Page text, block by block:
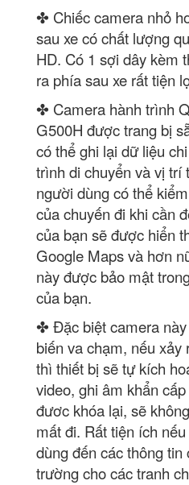
✤ Chiếc camera nhỏ
sau xe có chất lượng
HD. Có 1 sợi dây kèm
ra phía sau xe rất tiện
✤ Camera hành trình
G500H được trang bị
có thể ghi lại dữ liệu
trình di chuyển và vị trí
người dùng có thể
của chuyến đi khi cần
của bạn sẽ được hiển
Google Maps và hơn
này được bảo mật
của bạn.
✤ Đặc biệt camera
biến va chạm, nếu xảy
thì thiết bị sẽ tự kích
video, ghi âm khẩn
đươc khóa lại, sẽ
mất đi. Rất tiện ích
dùng đến các thông tin
trường cho các tranh